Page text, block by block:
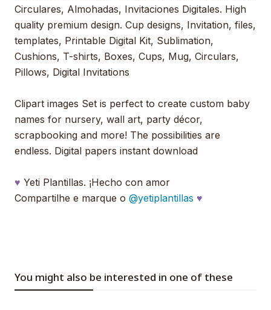
Circulares, Almohadas, Invitaciones Digitales. High
quality premium design. Cup designs, Invitation, files,
templates, Printable Digital Kit, Sublimation,
Cushions, T-shirts, Boxes, Cups, Mug, Circulars,
Pillows, Digital Invitations
Clipart images Set is perfect to create custom baby
names for nursery, wall art, party décor,
scrapbooking and more! The possibilities are
endless. Digital papers instant download
♥ Yeti Plantillas. ¡Hecho con amor
Compartilhe e marque o @yetiplantillas ♥
You might also be interested in one of these